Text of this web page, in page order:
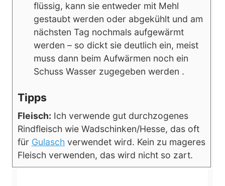
flüssig, kann sie entweder mit Mehl
gestaubt werden oder abgekühlt und am
nächsten Tag nochmals aufgewärmt
werden – so dickt sie deutlich ein, meist
muss dann beim Aufwärmen noch ein
Schuss Wasser zugegeben werden .
Tipps
Fleisch: Ich verwende gut durchzogenes
Rindfleisch wie Wadschinken/Hesse, das oft
für Gulasch verwendet wird. Kein zu mageres
Fleisch verwenden, das wird nicht so zart.